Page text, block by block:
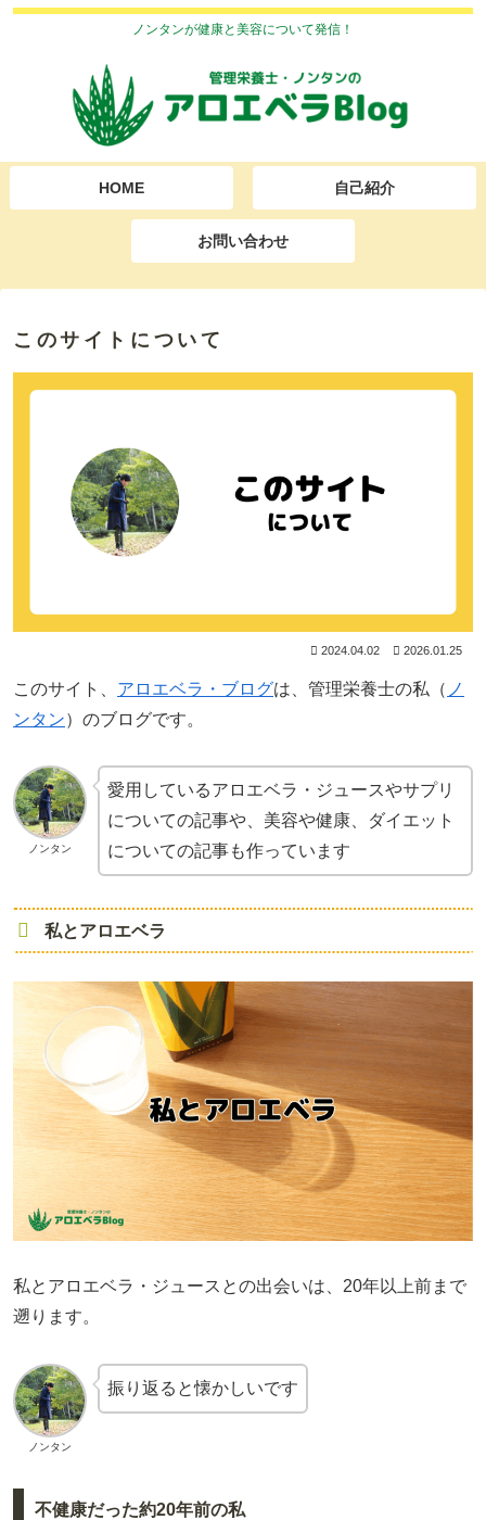
ノンタンが健康と美容について発信！
HOME 自己紹介
お問い合わせ
このサイトについて
2024.04.02 2026.01.25
このサイト、 アロエベラ・ブログは、管理栄養士の私（ ノ
ンタン）のブログです。
ノンタン
愛用しているアロエベラ・ジュースやサプリ
についての記事や、美容や健康、ダイエット
についての記事も作っています
私とアロエベラ
私とアロエベラ・ジュースとの出会いは、20年以上前まで
遡ります。
ノンタン
振り返ると懐かしいです
不健康だった約20年前の私